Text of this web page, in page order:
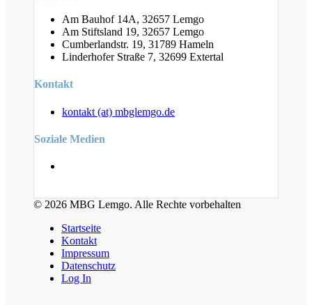
Am Bauhof 14A, 32657 Lemgo
Am Stiftsland 19, 32657 Lemgo
Cumberlandstr. 19, 31789 Hameln
Linderhofer Straße 7, 32699 Extertal
Kontakt
kontakt (at) mbglemgo.de
Soziale Medien
© 2026 MBG Lemgo. Alle Rechte vorbehalten
Startseite
Kontakt
Impressum
Datenschutz
Log In